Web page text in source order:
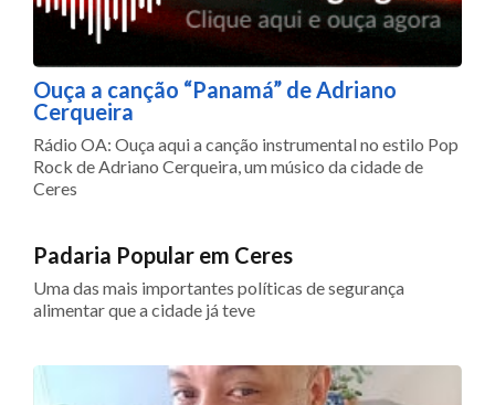
Ouça a canção “Panamá” de Adriano
Cerqueira
Rádio OA: Ouça aqui a canção instrumental no estilo Pop
Rock de Adriano Cerqueira, um músico da cidade de
Ceres
Padaria Popular em Ceres
Uma das mais importantes políticas de segurança
alimentar que a cidade já teve